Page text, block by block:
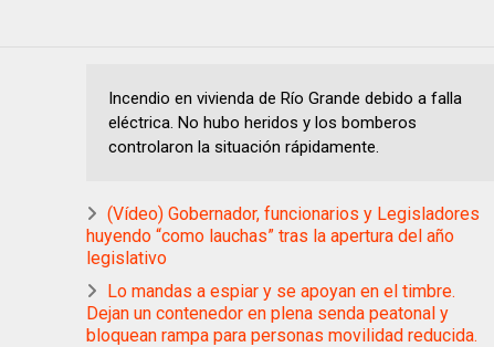
Incendio en vivienda de Río Grande debido a falla
eléctrica. No hubo heridos y los bomberos
controlaron la situación rápidamente.
(Vídeo) Gobernador, funcionarios y Legisladores
huyendo “como lauchas” tras la apertura del año
legislativo
Lo mandas a espiar y se apoyan en el timbre.
Dejan un contenedor en plena senda peatonal y
bloquean rampa para personas movilidad reducida.